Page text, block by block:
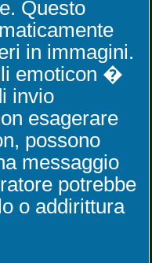
Questo
in immagini.
emoticon �
invio
esagerare
possono
messaggio
potrebbe
o addirittura